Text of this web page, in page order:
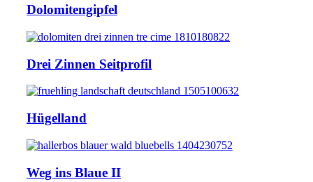
Dolomitengipfel
Drei Zinnen Seitprofil
Hügelland
Weg ins Blaue II